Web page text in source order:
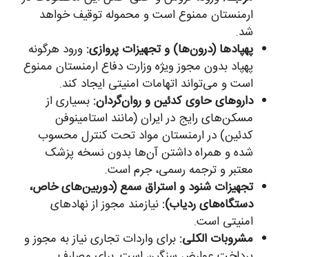
ارمنستان ممنوع است و محموله توقیف خواهد
شد.
پهپادها (درون‌ها) و تجهیزات پروازی: ورود هرگونه
پهپاد بدون مجوز ویژه وزارت دفاع ارمنستان ممنوع
است و می‌تواند اتهامات امنیتی ایجاد کند.
داروهای حاوی کدئین و روان‌گردان: بسیاری از
مسکن‌های رایج در ایران (مانند استامینوفن
کدئین) در ارمنستان مواد تحت کنترل محسوب
شده و همراه داشتن آن‌ها بدون نسخه پزشک
معتبر و ترجمه رسمی، جرم است.
تجهیزات شنود و استراق سمع (دوربین‌های خاص،
دستگاه‌های ردیاب): نیازمند مجوز از نهادهای
امنیتی است.
مشروبات الکلی: برای واردات تجاری نیاز به مجوز و